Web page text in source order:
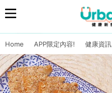
Home APP限定內容! 健康資訊